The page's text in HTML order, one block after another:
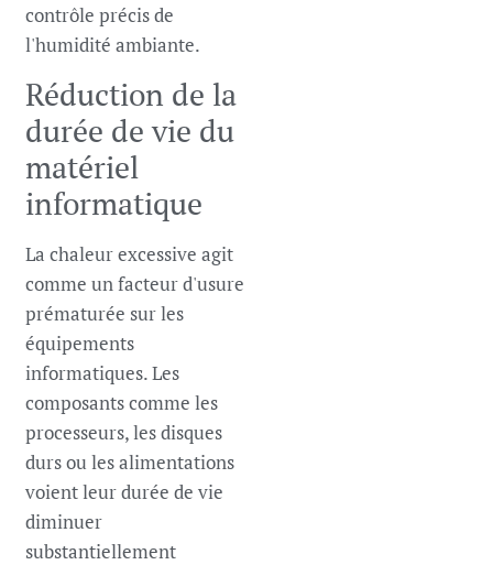
contrôle précis de
l'humidité ambiante.
Réduction de la
durée de vie du
matériel
informatique
La chaleur excessive agit
comme un facteur d'usure
prématurée sur les
équipements
informatiques. Les
composants comme les
processeurs, les disques
durs ou les alimentations
voient leur durée de vie
diminuer
substantiellement